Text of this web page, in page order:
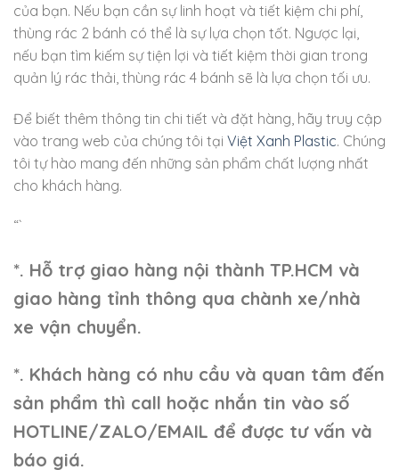
của bạn. Nếu bạn cần sự linh hoạt và tiết kiệm chi phí,
thùng rác 2 bánh có thể là sự lựa chọn tốt. Ngược lại,
nếu bạn tìm kiếm sự tiện lợi và tiết kiệm thời gian trong
quản lý rác thải, thùng rác 4 bánh sẽ là lựa chọn tối ưu.
Để biết thêm thông tin chi tiết và đặt hàng, hãy truy cập
vào trang web của chúng tôi tại Việt Xanh Plastic. Chúng
tôi tự hào mang đến những sản phẩm chất lượng nhất
cho khách hàng.
“`
*. Hỗ trợ giao hàng nội thành TP.HCM và
giao hàng tỉnh thông qua chành xe/nhà
xe vận chuyển.
*. Khách hàng có nhu cầu và quan tâm đến
sản phẩm thì call hoặc nhắn tin vào số
HOTLINE/ZALO/EMAIL để được tư vấn và
báo giá.